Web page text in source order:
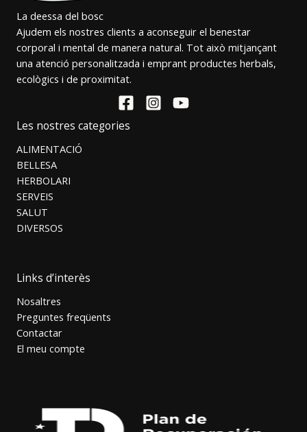
La deessa del bosc
Ajudem els nostres clients a aconseguir el benestar
corporal i mental de manera natural. Tot això mitjançant
una atenció personalitzada i emprant productes herbals,
ecològics i de proximitat.
Les nostres categories
ALIMENTACIÓ
BELLESA
HERBOLARI
SERVEIS
SALUT
DIVERSOS
Links d’interès
Nosaltres
Preguntes freqüents
Contactar
El meu compte